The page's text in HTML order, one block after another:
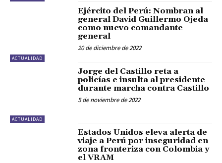
ACTUALIDAD
Ejército del Perú: Nombran al
general David Guillermo Ojeda
como nuevo comandante
general
20 de diciembre de 2022
ACTUALIDAD
Jorge del Castillo reta a
policías e insulta al presidente
durante marcha contra Castillo
5 de noviembre de 2022
Estados Unidos eleva alerta de
viaje a Perú por inseguridad en
zona fronteriza con Colombia y
el VRAM